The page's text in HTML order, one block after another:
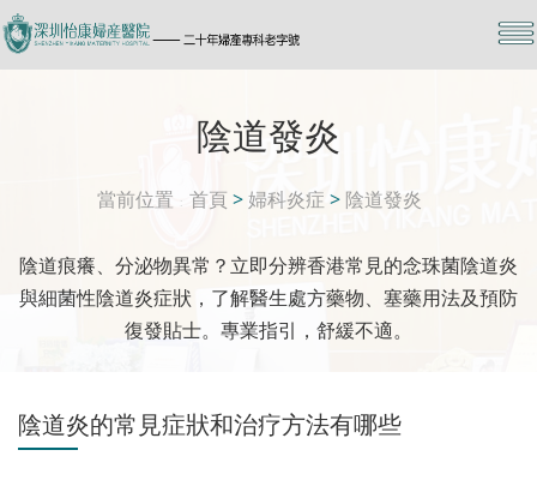
陰道發炎
當前位置 首頁 >婦科炎症 > 陰道發炎
陰道痕癢、分泌物異常？立即分辨香港常見的念珠菌陰道炎
與細菌性陰道炎症狀，了解醫生處方藥物、塞藥用法及預防
復發貼士。專業指引，舒緩不適。
陰道炎的常見症狀和治疗方法有哪些